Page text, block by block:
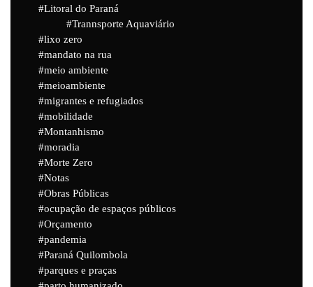
Litoral do Paraná
Trannsporte Aquaviário
lixo zero
mandato na rua
meio ambiente
meioambiente
migrantes e refugiados
mobilidade
Montanhismo
moradia
Morte Zero
Notas
Obras Públicas
ocupação de espaços públicos
Orçamento
pandemia
Paraná Quilombola
parques e praças